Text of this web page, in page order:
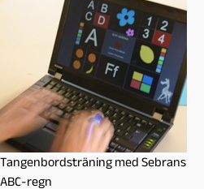
Tangenbordsträning med Sebrans
ABC-regn